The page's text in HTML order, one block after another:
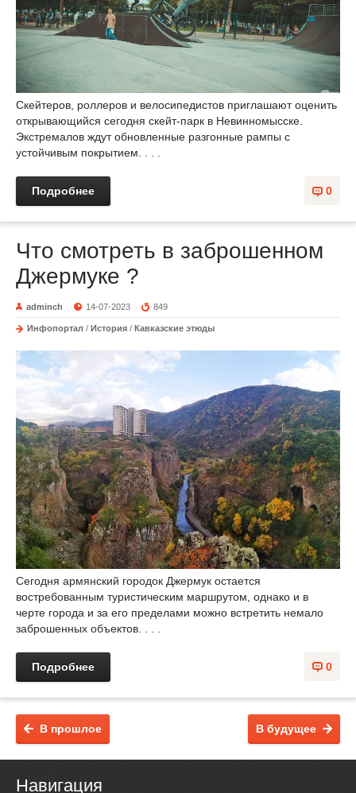
Скейтеров, роллеров и велосипедистов приглашают оценить
открывающийся сегодня скейт-парк в Невинномысске.
Экстремалов ждут обновленные разгонные рампы с
устойчивым покрытием. . . .
0
Подробнее
Что смотреть в заброшенном
Джермуке ?
adminch 14-07-2023 849
Инфопортал / История / Кавказские этюды
Сегодня армянский городок Джермук остается
востребованным туристическим маршрутом, однако и в
черте города и за его пределами можно встретить немало
заброшенных объектов. . . .
0
Подробнее
В будущее
В прошлое
Навигация